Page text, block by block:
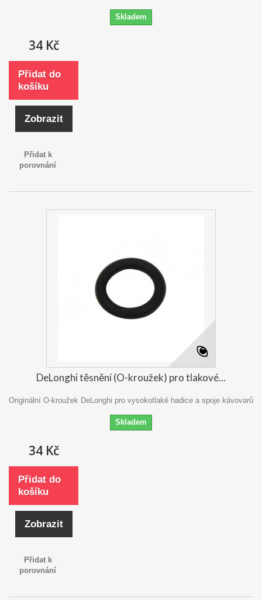
Skladem
34 Kč
Přidat do
košíku
Zobrazit
Přidat k
porovnání
DeLonghi těsnění (O-kroužek) pro tlakové...
Originální O-kroužek DeLonghi pro vysokotlaké hadice a spoje kávovarů
Skladem
34 Kč
Přidat do
košíku
Zobrazit
Přidat k
porovnání